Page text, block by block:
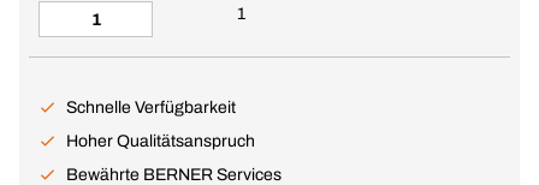
1
Schnelle Verfügbarkeit
Hoher Qualitätsanspruch
Bewährte BERNER Services